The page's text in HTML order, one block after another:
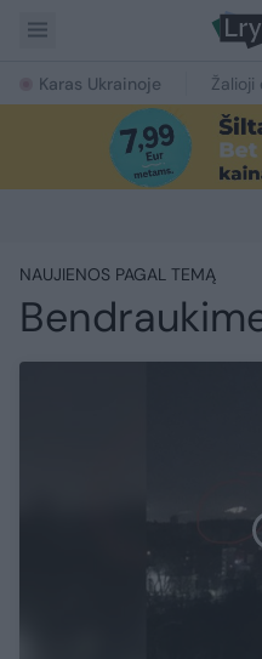
Karas Ukrainoje Žalioji
NAUJIENOS PAGAL TEMĄ